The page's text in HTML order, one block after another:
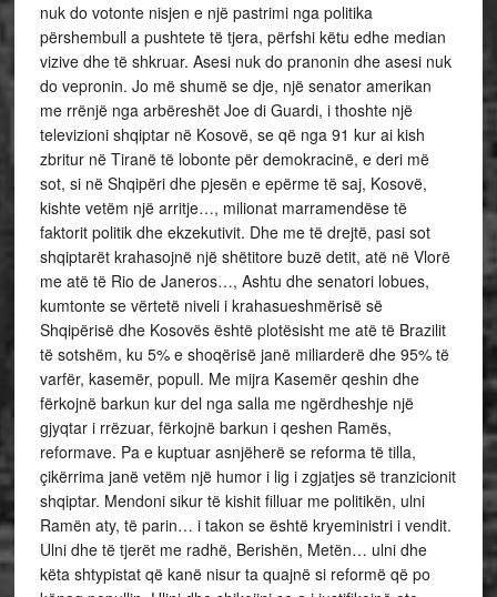
nuk do votonte nisjen e një pastrimi nga politika
përshembull a pushtete të tjera, përfshi këtu edhe median
vizive dhe të shkruar. Asesi nuk do pranonin dhe asesi nuk
do vepronin. Jo më shumë se dje, një senator amerikan
me rrënjë nga arbëreshët Joe di Guardi, i thoshte një
televizioni shqiptar në Kosovë, se që nga 91 kur ai kish
zbritur në Tiranë të lobonte për demokracinë, e deri më
sot, si në Shqipëri dhe pjesën e epërme të saj, Kosovë,
kishte vetëm një arritje…, milionat marramendëse të
faktorit politik dhe ekzekutivit. Dhe me të drejtë, pasi sot
shqiptarët krahasojnë një shëtitore buzë detit, atë në Vlorë
me atë të Rio de Janeros…, Ashtu dhe senatori lobues,
kumtonte se vërtetë niveli i krahasueshmërisë së
Shqipërisë dhe Kosovës është plotësisht me atë të Brazilit
të sotshëm, ku 5% e shoqërisë janë miliarderë dhe 95% të
varfër, kasemër, popull. Me mijra Kasemër qeshin dhe
fërkojnë barkun kur del nga salla me ngërdheshje një
gjyqtar i rrëzuar, fërkojnë barkun i qeshen Ramës,
reformave. Pa e kuptuar asnjëherë se reforma të tilla,
çikërrima janë vetëm një humor i lig i zgjatjes së tranzicionit
shqiptar. Mendoni sikur të kishit filluar me politikën, ulni
Ramën aty, të parin… i takon se është kryeministri i vendit.
Ulni dhe të tjerët me radhë, Berishën, Metën… ulni dhe
këta shtypistat që kanë nisur ta quajnë si reformë që po